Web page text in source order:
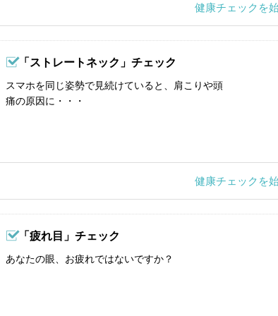
健康チェックを
「ストレートネック」チェック
スマホを同じ姿勢で見続けていると、肩こりや頭
痛の原因に・・・
健康チェックを
「疲れ目」チェック
あなたの眼、お疲れではないですか？